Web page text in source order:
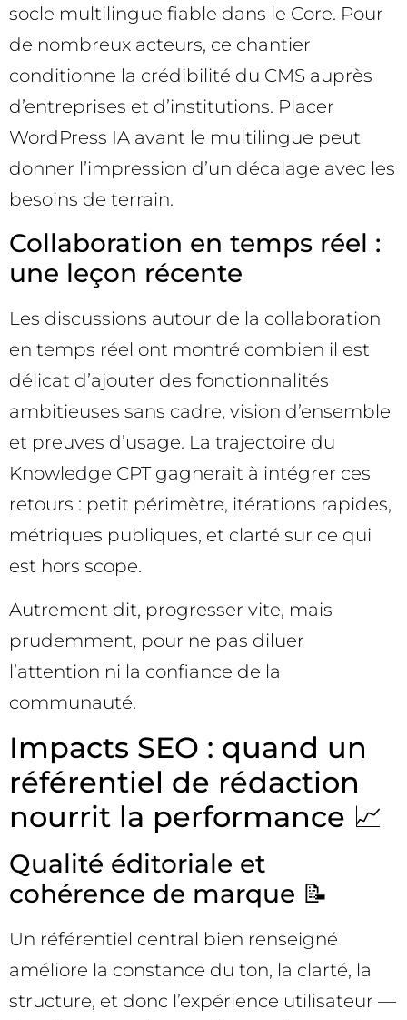
socle multilingue fiable dans le Core. Pour
de nombreux acteurs, ce chantier
conditionne la crédibilité du CMS auprès
d’entreprises et d’institutions. Placer
WordPress IA avant le multilingue peut
donner l’impression d’un décalage avec les
besoins de terrain.
Collaboration en temps réel :
une leçon récente
Les discussions autour de la collaboration
en temps réel ont montré combien il est
délicat d’ajouter des fonctionnalités
ambitieuses sans cadre, vision d’ensemble
et preuves d’usage. La trajectoire du
Knowledge CPT gagnerait à intégrer ces
retours : petit périmètre, itérations rapides,
métriques publiques, et clarté sur ce qui
est hors scope.
Autrement dit, progresser vite, mais
prudemment, pour ne pas diluer
l’attention ni la confiance de la
communauté.
Impacts SEO : quand un
référentiel de rédaction
nourrit la performance 📈
Qualité éditoriale et
cohérence de marque 📝
Un référentiel central bien renseigné
améliore la constance du ton, la clarté, la
structure, et donc l’expérience utilisateur —